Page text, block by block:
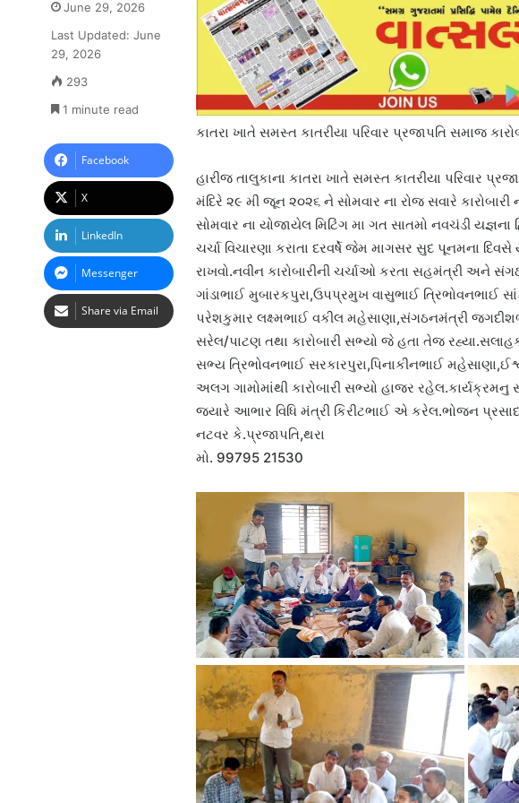
કાતરા ખાતે સમસ્ત કાતરીયા પરિવાર પ્રજાપતિ સમાજ
હારીજ તાલુકાના કાતરા ખાતે સમસ્ત કાતરીયા પરિવાર
મંદિરે ૨૯ મી જૂન ૨૦૨૬ ને સોમવાર ના રોજ સવારે કારોબારી
સોમવાર ના યોજાયેલ મિટિંગ મા ગત સાતમો નવચંડી
ચર્ચા વિચારણા કરાતા દરવર્ષે જેમ માગસર સુદ પૂનમના
રાખવો.નવીન કારોબારીની ચર્ચાઓ કરતા સહમંત્રી અને
ગાંડાભાઈ મુબારકપુરા,ઉપપ્રમુખ વાસુભાઈ ત્રિભોવનભાઈ
પરેશકુમાર લક્ષ્મભાઈ વકીલ મહેસાણા,સંગઠનમંત્રી
સરેલ/પાટણ તથા કારોબારી સભ્યો જે હતા તેજ
સભ્ય ત્રિભોવનભાઈ સરકારપુરા,પિનાકીનભાઈ
અલગ ગામોમાંથી કારોબારી સભ્યો હાજર
જયારે આભાર વિધિ મંત્રી કિરીટભાઈ એ કરેલ.ભોજન
નટવર કે.પ્રજાપતિ,થરા
મો. 99795 21530
June 29, 2026
Last Updated: June
29, 2026
293
1 minute read
Facebook
X
LinkedIn
Messenger
Share via Email